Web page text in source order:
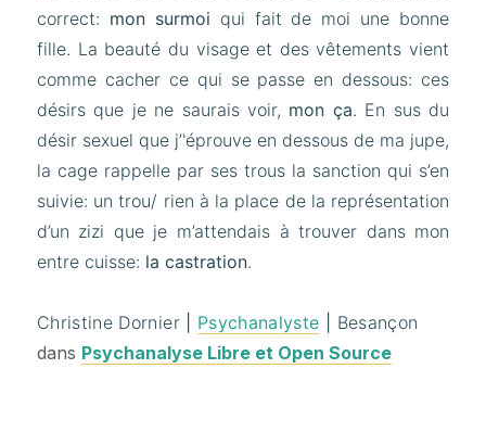
correct: mon surmoi qui fait de moi une bonne
fille. La beauté du visage et des vêtements vient
comme cacher ce qui se passe en dessous: ces
désirs que je ne saurais voir, mon ça. En sus du
désir sexuel que j’'éprouve en dessous de ma jupe,
la cage rappelle par ses trous la sanction qui s’en
suivie: un trou/ rien à la place de la représentation
d’un zizi que je m’attendais à trouver dans mon
entre cuisse: la castration.
Christine Dornier| Psychanalyste
Besançon
dans Psychanalyse Libre et Open Source